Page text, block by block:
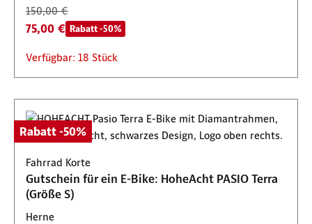
150,00 €
75,00 € Rabatt -50%
Verfügbar: 18 Stück
Rabatt -50%
Fahrrad Korte
Gutschein für ein E-Bike: HoheAcht PASIO Terra
(Größe S)
Herne